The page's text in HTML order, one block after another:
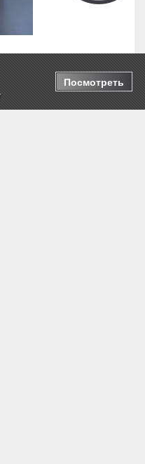
Посмотреть